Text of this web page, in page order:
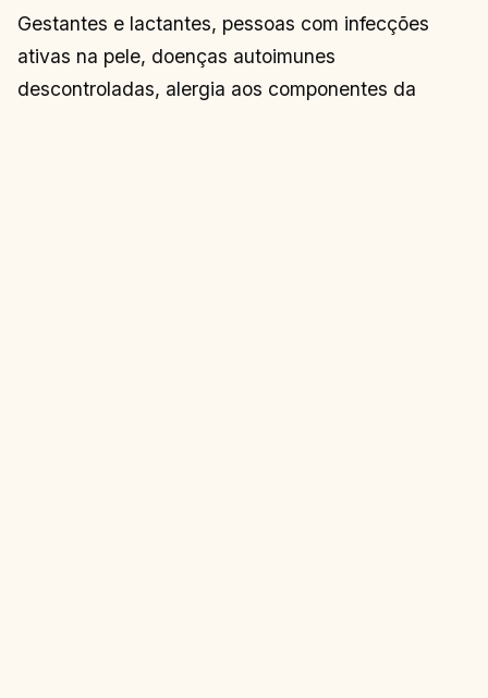
Gestantes e lactantes, pessoas com infecções
ativas na pele, doenças autoimunes
descontroladas, alergia aos componentes da